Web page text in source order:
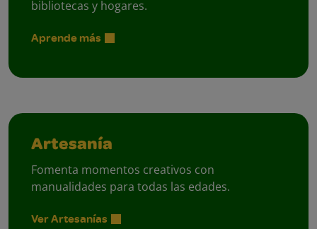
bibliotecas y hogares.
Aprende más
Artesanía
Fomenta momentos creativos con
manualidades para todas las edades.
Ver Artesanías